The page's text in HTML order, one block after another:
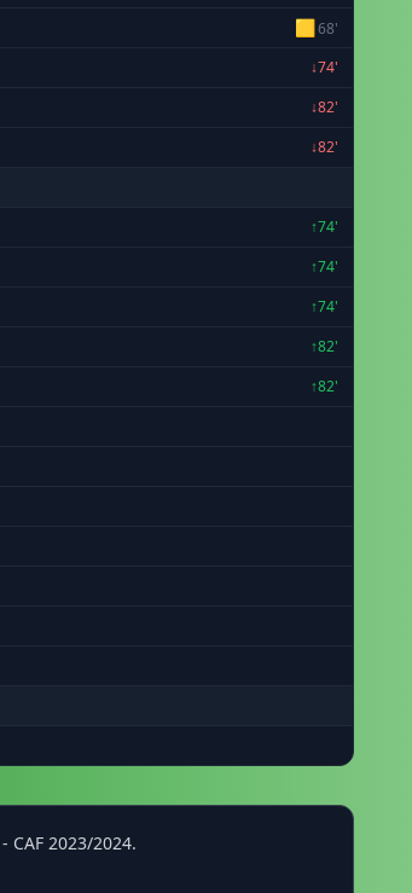
🟨68'
↓74'
↓82'
↓82'
↑74'
↑74'
↑74'
↑82'
↑82'
2023/2024.